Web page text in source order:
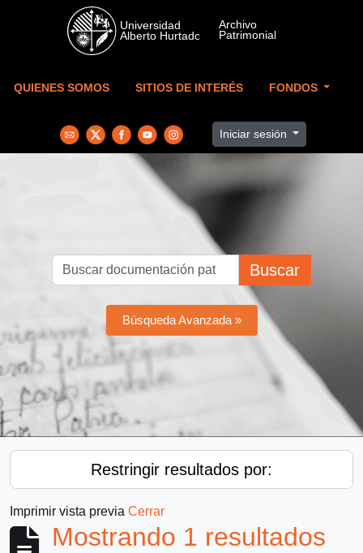
Skip to main content
QUIENES SOMOS SITIOS DE INTERÉS FONDOS
Iniciar sesión
Buscar
Búsqueda Avanzada »
Restringir resultados por:
Imprimir vista previa Cerrar
Mostrando 1 resultados